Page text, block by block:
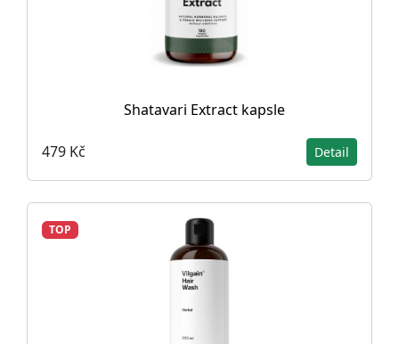
Shatavari Extract kapsle
479 Kč Detail
TOP